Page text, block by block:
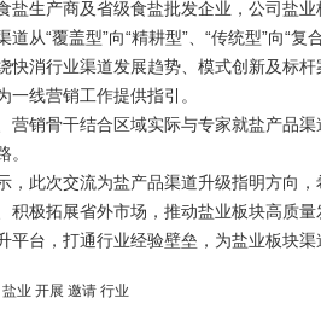
产商及省级食盐批发企业，公司盐业
从“覆盖型”向“精耕型”、“传统型”向“复
消行业渠道发展趋势、模式创新及标杆
线营销工作提供指引。
销骨干结合区域实际与专家就盐产品渠
。
此次交流为盐产品渠道升级指明方向，
积极拓展省外市场，推动盐业板块高质量
台，打通行业经验壁垒，为盐业板块渠
盐业 开展 邀请 行业